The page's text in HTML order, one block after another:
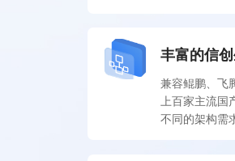
丰富的信
兼容鲲鹏、飞
上百家主流国
不同的架构需